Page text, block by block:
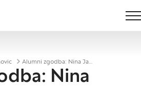
Alumni zgodba: Nina Jagodic
Nina